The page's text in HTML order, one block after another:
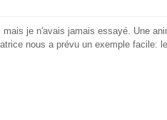
je n'avais jamais essayé. Une
nous a prévu un exemple facile: